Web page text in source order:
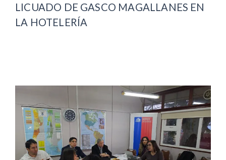
LICUADO DE GASCO MAGALLANES EN
LA HOTELERÍA